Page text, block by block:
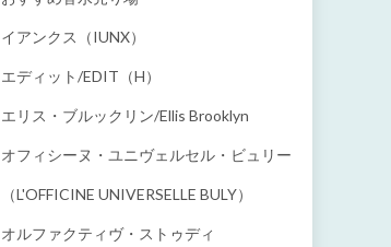
イアンクス（IUNX）
エディット/EDIT（h）
エリス・ブルックリン/Ellis Brooklyn
オフィシーヌ・ユニヴェルセル・ビュリー
（L'OFFICINE UNIVERSELLE BULY）
オルファクティヴ・ストゥディ